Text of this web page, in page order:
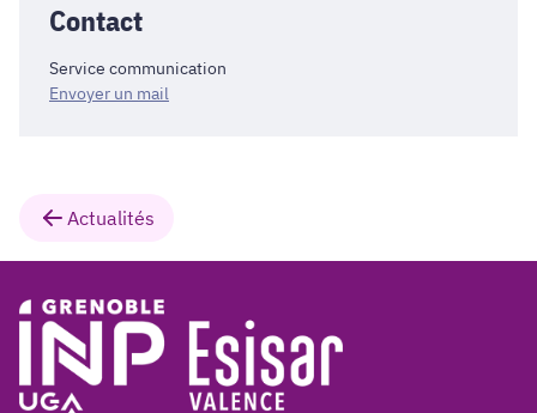
Contact
Service communication
Envoyer un mail
Actualités